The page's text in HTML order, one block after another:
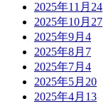
2025年11月 24
2025年10月 27
2025年9月 4
2025年8月 7
2025年7月 4
2025年5月 20
2025年4月 13